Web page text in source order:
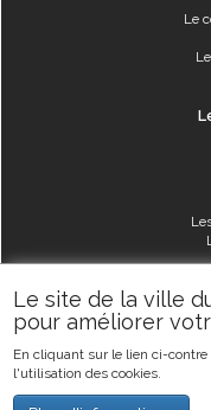
Le site de la ville
pour améliorer
En cliquant sur le lien ci-
l'utilisation des cookies.
Le
Les
Les